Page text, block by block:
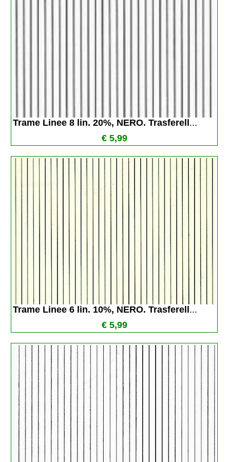
Trame Linee 8 lin. 20%, NERO. Trasferell ...
€ 5,99
Trame Linee 6 lin. 10%, NERO. Trasferell ...
€ 5,99